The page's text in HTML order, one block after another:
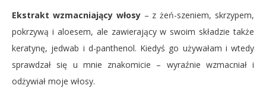
Ekstrakt wzmacniający włosy– z żeń-szeniem, skrzypem,
pokrzywą i aloesem, ale zawierający w swoim składzie także
keratynę, jedwab i d-panthenol. Kiedyś go używałam i wtedy
sprawdzał się u mnie znakomicie – wyraźnie wzmacniał i
odżywiał moje włosy.